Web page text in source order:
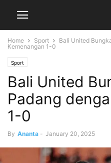
Home Sport
Bali United
Kemenangan 1-0
Sport
Bali United
Padang
1-0
By Ananta - January 20, 2025